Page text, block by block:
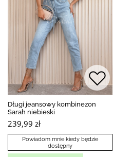
Długi jeansowy kombinezon
Sarah niebieski
239,99 zł
Powiadom mnie kiedy będzie
dostępny